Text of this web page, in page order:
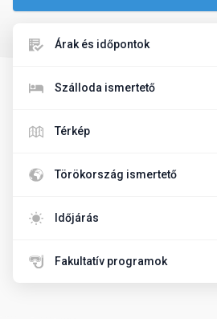
Árak és időpontok
Szálloda ismertető
Térkép
Törökország ismertető
Időjárás
Fakultatív programok